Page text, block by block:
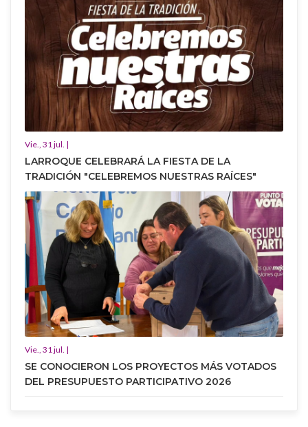
Vie., 31 jul. |
LARROQUE CELEBRARÁ LA FIESTA DE LA
TRADICIÓN "CELEBREMOS NUESTRAS RAÍCES"
Vie., 31 jul. |
SE CONOCIERON LOS PROYECTOS MÁS VOTADOS
DEL PRESUPUESTO PARTICIPATIVO 2026